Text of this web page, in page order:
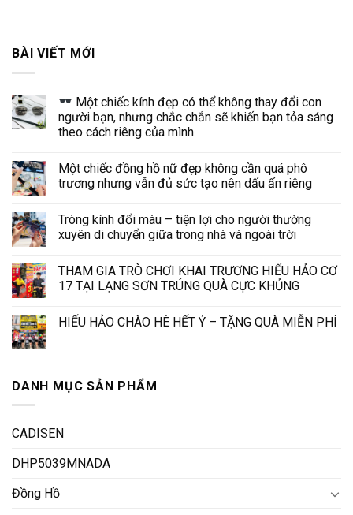
BÀI VIẾT MỚI
Một chiếc kính đẹp có thể không thay đổi con
người bạn, nhưng chắc chắn sẽ khiến bạn tỏa sáng
theo cách riêng của mình.
Một chiếc đồng hồ nữ đẹp không cần quá phô
trương nhưng vẫn đủ sức tạo nên dấu ấn riêng
Tròng kính đổi màu – tiện lợi cho người thường
xuyên di chuyển giữa trong nhà và ngoài trời
THAM GIA TRÒ CHƠI KHAI TRƯƠNG HIẾU HẢO CƠ
17 TẠI LẠNG SƠN TRÚNG QUÀ CỰC KHỦNG
HIẾU HẢO CHÀO HÈ HẾT Ý – TẶNG QUÀ MIỄN PHÍ
DANH MỤC SẢN PHẨM
CADISEN
DHP5039MNADA
Đồng Hồ